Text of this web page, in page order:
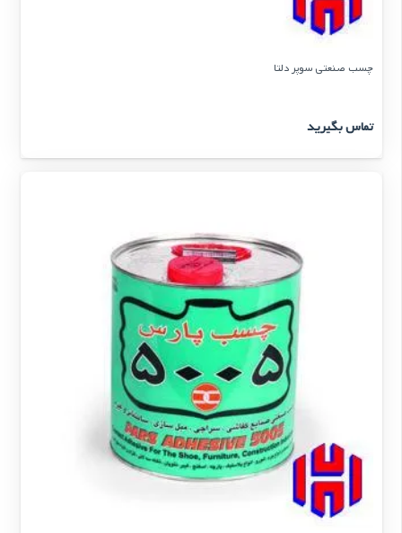
چسب صنعتی سوپر دلتا
تماس بگیرید